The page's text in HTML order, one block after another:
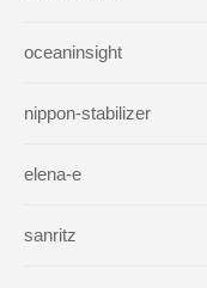
oceaninsight
nippon-stabilizer
elena-e
sanritz